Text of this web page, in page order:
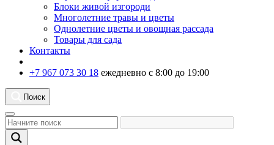
Блоки живой изгороди
Многолетние травы и цветы
Однолетние цветы и овощная рассада
Товары для сада
Контакты
+7 967 073 30 18 ежедневно с 8:00 до 19:00
Поиск